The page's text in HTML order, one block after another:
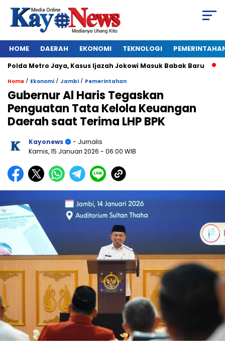
HOME DAERAH EKONOMI TEKNOLOGI
Metro Jaya, Kasus Ijazah Jokowi Masuk Babak Baru
Home / Ekonomi / Jambi / Pemerintahan
Gubernur Al Haris Tegaskan
Penguatan Tata Kelola Keuangan
Daerah saat Terima LHP BPK
Kayonews
- Jurnalis
Kamis, 15 Januari 2026 - 06:00 WIB